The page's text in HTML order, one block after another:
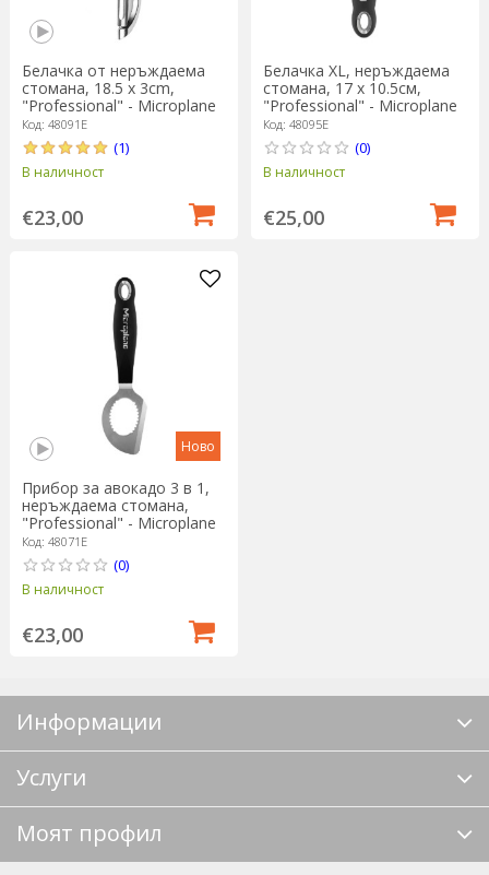
Белачка от неръждаема
стомана, 18.5 x 3cm,
"Professional" - Microplane
Код: 48091E
(1)
В наличност
€23,00
Белачка XL, неръждаема
стомана, 17 х 10.5см,
"Professional" - Microplane
Код: 48095E
(0)
В наличност
€25,00
Ново
Прибор за авокадо 3 в 1,
неръждаема стомана,
"Professional" - Microplane
Код: 48071E
(0)
В наличност
€23,00
Информации
Услуги
Моят профил